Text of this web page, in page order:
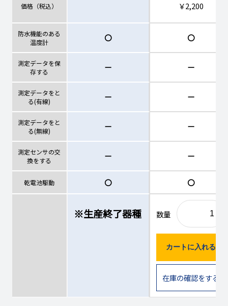
価格（税込） ￥2,200
防水機能のある
温度計
〇 〇
測定データを保
存する
ー ー
測定データをと
る(有線)
ー ー
測定データをと
る(無線)
ー ー
測定センサの交
換をする
ー ー
乾電池駆動 〇 〇
※生産終了器種 数量
カートに入れる
在庫の確認をする